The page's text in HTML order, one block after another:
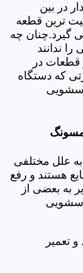
در بین
ترین قطعه
گیرد.چنان چه
ندانند
قطعات در
که دستگاه
علل مختلفی
هستند و رفع
به بعضی از
تعمیر